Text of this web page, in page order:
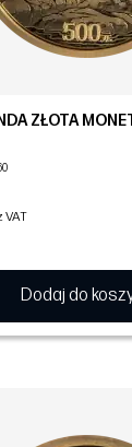
ZŁOTA
VAT
Dodaj do